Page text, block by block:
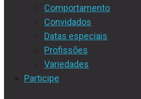
Comportamento
Convidados
Datas especiais
Profissões
Variedades
Participe